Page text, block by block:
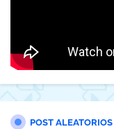
POST ALEATORIOS